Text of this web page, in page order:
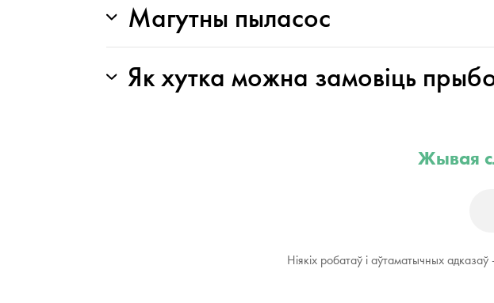
Магутны пыласос
Як хутка можна замовіць
Жывая
Ніякіх робатаў і аўтаматычных